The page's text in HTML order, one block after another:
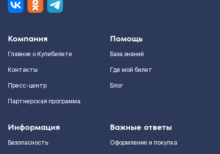
Компания
Главное о Купибилете
Контакты
Пресс-центр
Партнерская программа
Помощь
База знаний
Где мой билет
Блог
Информация
Безопасность
Важные ответы
Оформление и покупка